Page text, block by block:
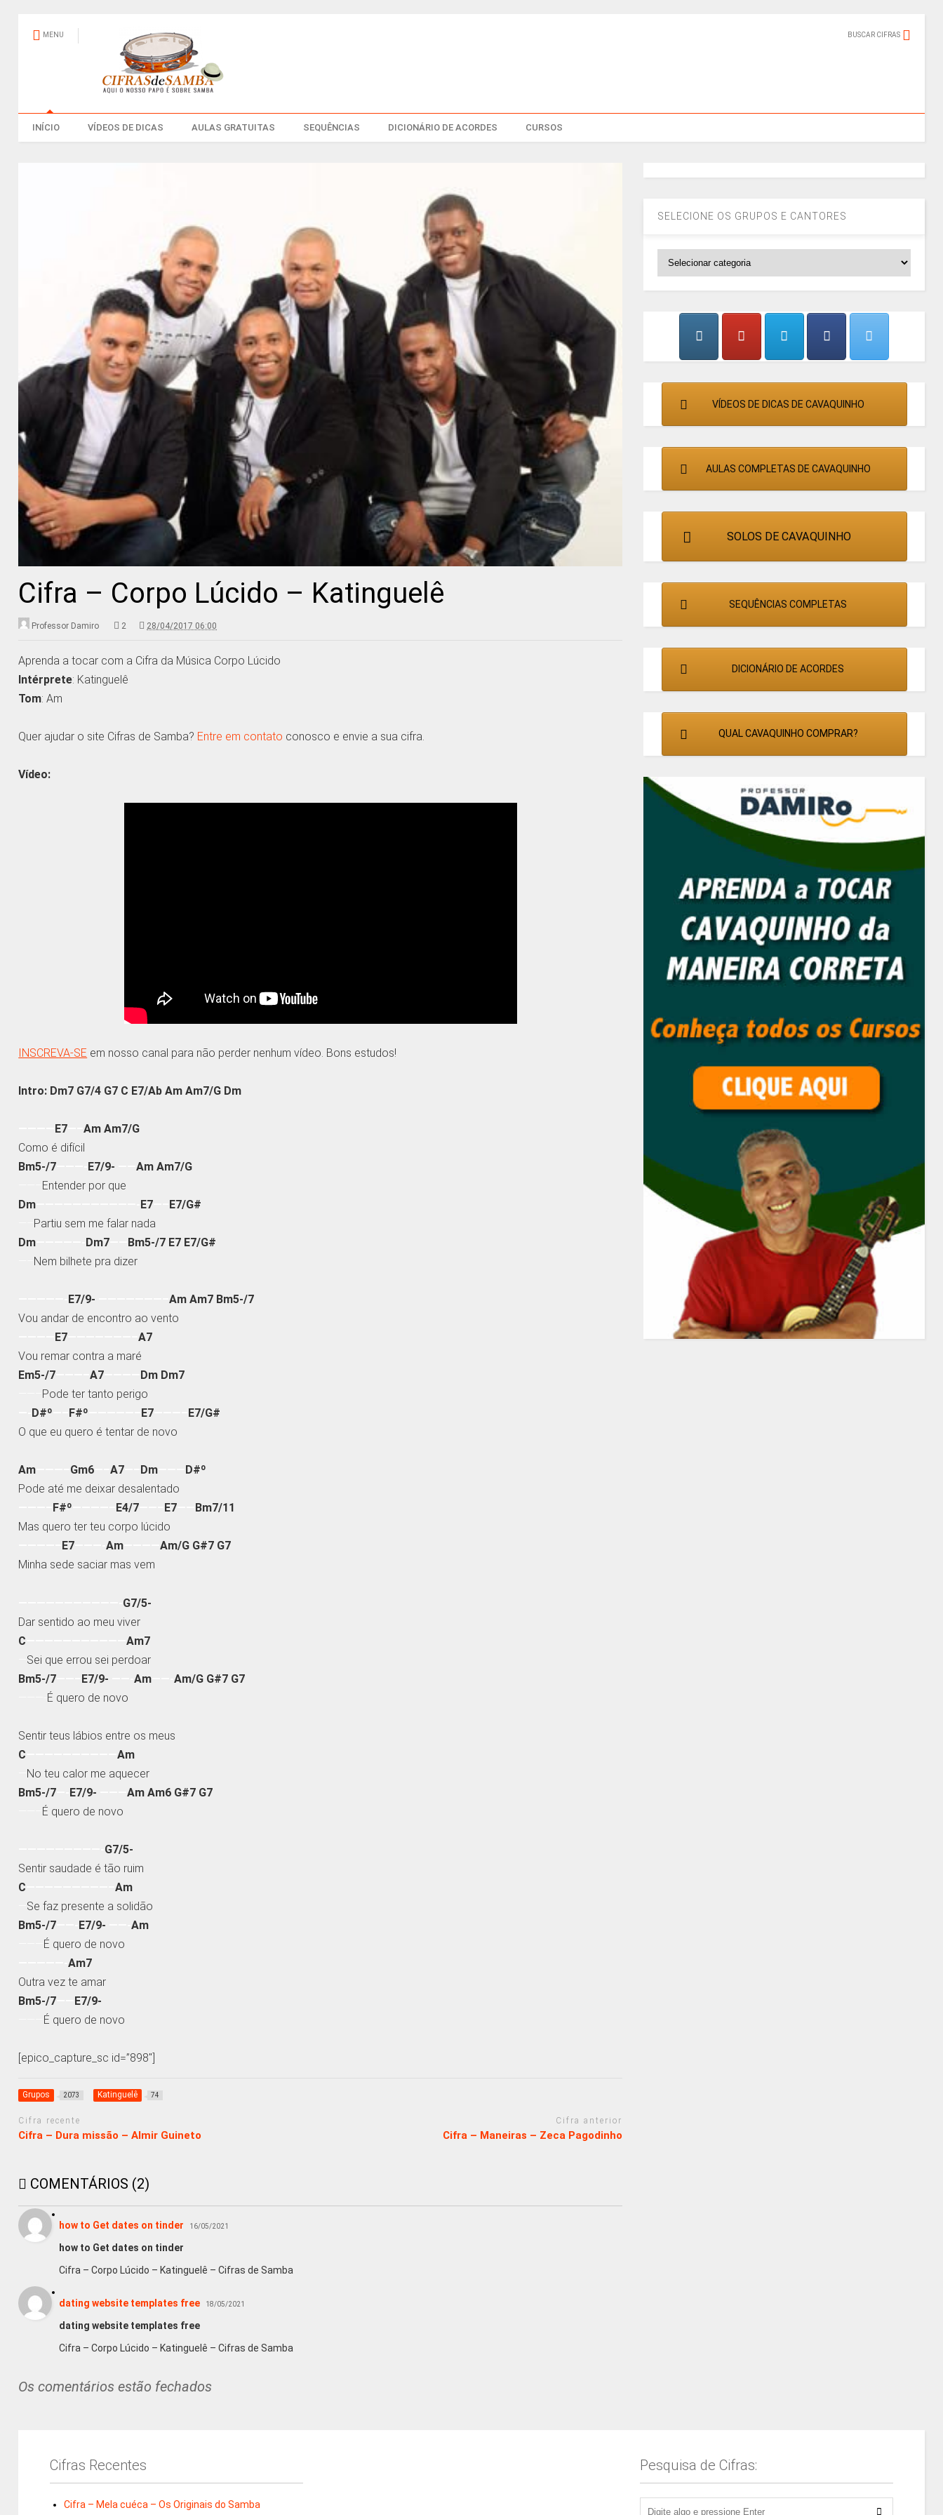
MENU BUSCAR CIFRAS
INÍCIO VÍDEOS DE DICAS AULAS GRATUITAS SEQUÊNCIAS DICIONÁRIO DE ACORDES CURSOS
Cifra – Corpo Lúcido – Katinguelê
Professor Damiro 2 28/04/2017 06:00
Aprenda a tocar com a Cifra da Música Corpo Lúcido
Intérprete: Katinguelê
Tom: Am
Quer ajudar o site Cifras de Samba? Entre em contato conosco e envie a sua cifra.
Vídeo:
INSCREVA-SE em nosso canal para não perder nenhum vídeo. Bons estudos!
Intro: Dm7 G7/4 G7 C E7/Ab Am Am7/G Dm
E7 —–Am Am7/G
Como é difícil
Bm5-/7
E7/9- ——Am Am7/G
Entender por que
Dm
E7
E7/G#
Partiu sem me falar nada
Dm
Dm7
Bm5-/7 E7 E7/G#
Nem bilhete pra dizer
E7/9- ———————–Am Am7 Bm5-/7
Vou andar de encontro ao vento
E7 ———————–A7
Vou remar contra a maré
Em5-/7 ———–A7
Dm Dm7
Pode ter tanto perigo
D#º F#º E7
E7/G#
O que eu quero é tentar de novo
Am Gm6 —–A7 Dm
D#º
Pode até me deixar desalentado
F#º E4/7 E7
Bm7/11
Mas quero ter teu corpo lúcido
E7 ———-Am ————Am/G G#7 G7
Minha sede saciar mas vem
G7/5-
Dar sentido ao meu viver
C ———————————Am7
Sei que errou sei perdoar
Bm5-/7
E7/9- ——-Am ——-Am/G G#7 G7
É quero de novo
Sentir teus lábios entre os meus
C ——————————Am
No teu calor me aquecer
Bm5-/7
E7/9- ———Am Am6 G#7 G7
É quero de novo
G7/5-
Sentir saudade é tão ruim
C —————————–Am
Se faz presente a solidão
Bm5-/7
E7/9- ——-Am
É quero de novo
—————-Am7
Outra vez te amar
Bm5-/7
E7/9-
É quero de novo
[epico_capture_sc id=”898″]
Grupos 2073 Katinguelê 74
Cifra recente
Cifra – Dura missão – Almir Guineto
Cifra anterior
Cifra – Maneiras – Zeca Pagodinho
COMENTÁRIOS (2)
how to Get dates on tinder 16/05/2021
how to Get dates on tinder
Cifra – Corpo Lúcido – Katinguelê – Cifras de Samba
dating website templates free 18/05/2021
dating website templates free
Cifra – Corpo Lúcido – Katinguelê – Cifras de Samba
Os comentários estão fechados
SELECIONE OS GRUPOS E CANTORES
CANTORES
VÍDEOS DE DICAS DE CAVAQUINHO
AULAS COMPLETAS DE CAVAQUINHO
SOLOS DE CAVAQUINHO
SEQUÊNCIAS COMPLETAS
DICIONÁRIO DE ACORDES
QUAL CAVAQUINHO COMPRAR?
Cifras Recentes
Cifra – Mela cuéca – Os Originais do Samba
Pesquisa de Cifras: